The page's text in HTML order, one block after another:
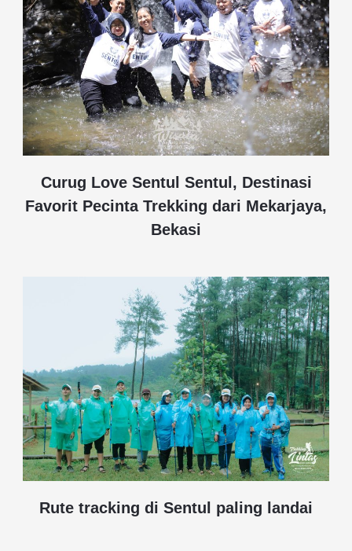
Curug Love Sentul Sentul, Destinasi
Favorit Pecinta Trekking dari Mekarjaya,
Bekasi
Rute tracking di Sentul paling landai